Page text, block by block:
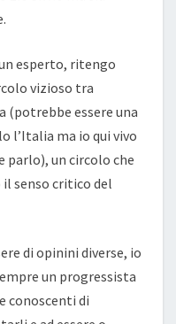
esperto, ritengo
vizioso tra
essere una
l’Italia ma io qui vivo
parlo), un circolo che
senso critico del
di opinini diverse, io
un progressista
conoscenti di